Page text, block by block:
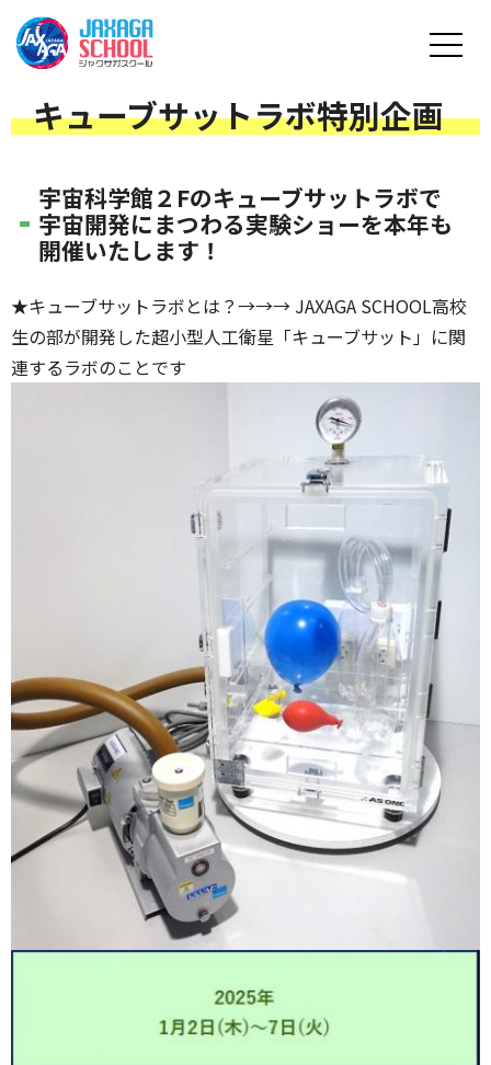
キューブサットラボ特別企画
宇宙科学館２Fのキューブサットラボで
宇宙開発にまつわる実験ショーを本年も
開催いたします！
★キューブサットラボとは？→→→ JAXAGA SCHOOL高校
生の部が開発した超小型人工衛星「キューブサット」に関
連するラボのことです